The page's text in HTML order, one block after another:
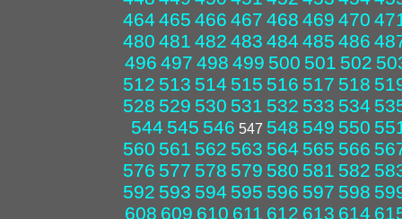
464 465 466 467 468 469 470
480 481 482 483 484 485 486
496 497 498 499 500 501 502
512 513 514 515 516 517 518
528 529 530 531 532 533 534
544 545 546 547 548 549 550
560 561 562 563 564 565 566
576 577 578 579 580 581 582
592 593 594 595 596 597 598
608 609 610 611 612 613 614